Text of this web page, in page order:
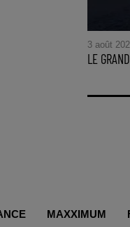
3 août
LE
MAXXIMUM